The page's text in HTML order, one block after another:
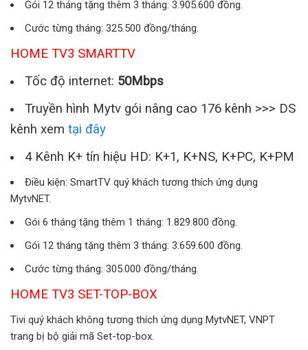
Gói 12 tháng tặng thêm 3 tháng: 3.905.600 đồng.
Cước từng tháng: 325.500 đồng/tháng.
HOME TV3 SMARTTV
Tốc độ internet: 50Mbps
Truyền hình Mytv gói nâng cao 176 kênh >>> DS
kênh xem tại đây
4 Kênh K+ tín hiệu HD: K+1, K+NS, K+PC, K+PM
Điều kiện: SmartTV quý khách tương thích ứng dụng
MytvNET.
Gói 6 tháng tặng thêm 1 tháng: 1.829.800 đồng.
Gói 12 tháng tặng thêm 3 tháng: 3.659.600 đồng.
Cước từng tháng: 305.000 đồng/tháng.
HOME TV3 SET-TOP-BOX
Tivi quý khách không tương thích ứng dụng MytvNET, VNPT
trang bị bộ giải mã Set-top-box.